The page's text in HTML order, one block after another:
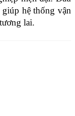
hệ thống vận
lai.